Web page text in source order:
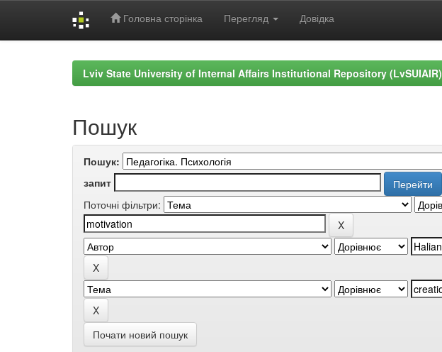
Головна сторінка Перегляд Довідка
Lviv State University of Internal Affairs Institutional Repository (LvSUIAIR)
Пошук
Пошук:
запит
Поточні фільтри:
Почати новий пошук